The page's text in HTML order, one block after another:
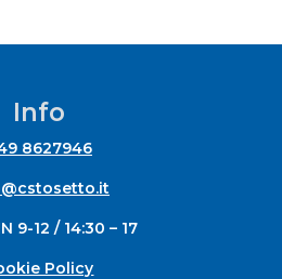
Info
8627946
9-12 / 14:30 – 17
Policy